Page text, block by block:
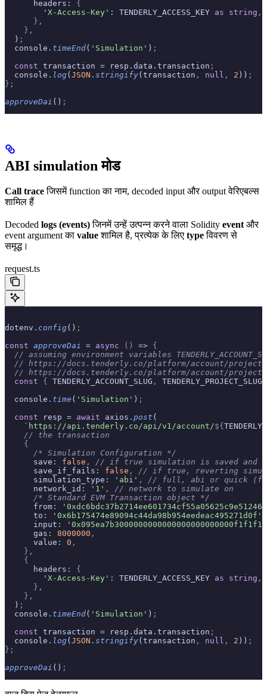
      headers
:
{
        'X-Access-Key'
: TENDERLY_ACCESS_KEY as string ,
      },
    },
  )
;
  console
. timeEnd( 'Simulation' ) ;
  const
transaction = resp . data . transaction ;
  console
. log( JSON . stringify(transaction , null , 2 )) ;
};
approveDai () ;
ABI simulation मोड
Call traceजिसमें function का नाम, decoded input और output वेरिएबल्स
शामिल हैं
Decoded logs (events)जिनमें उन्हें उत्पन्न करने वाला Solidity event और
event argument का valueशामिल है, प्रत्येक के लिए typeविवरण से
समृद्ध।
request.ts
dotenv . config() ;
const approveDai = async () => {
// assuming environment variables
// https://docs.tenderly.co/platform/account/
// https://docs.tenderly.co/platform/account/
  const
{ TENDERLY_ACCOUNT_SLUG , TENDERLY_PROJECT_SLUG
  console
. time ( 'Simulation' ) ;
  const
resp = await axios . post (
    `https://api.tenderly.co/api/v1/account/
${
    // the transaction
    {
      /* Simulation Configuration */
      save
: false ,
// if true simulation is saved and
      save_if_fails
: false ,
// if true, reverting
      simulation_type
: 'abi' ,
// full, abi or quick
      network_id
: '1' ,
// network to simulate on
      /* Standard EVM Transaction object */
      from
:
      to
: '0x6b175474e89094c44da98b954eedeac495271d0f'
      input
:
      gas
: 8000000 ,
      value
: 0 ,
    },
    {
      headers
:
{
        'X-Access-Key'
: TENDERLY_ACCESS_KEY as string ,
      },
    },
  )
;
  console
. timeEnd( 'Simulation' ) ;
  const
transaction = resp . data . transaction ;
  console
. log( JSON . stringify(transaction , null , 2 )) ;
};
approveDai () ;